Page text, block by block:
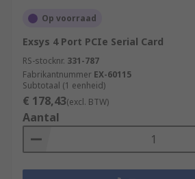
Op voorraad
Exsys 4 Port PCIe Serial Card
RS-stocknr. 331-787
Fabrikantnummer EX-60115
Subtotaal (1 eenheid)
€ 178,43(excl. BTW)
Aantal